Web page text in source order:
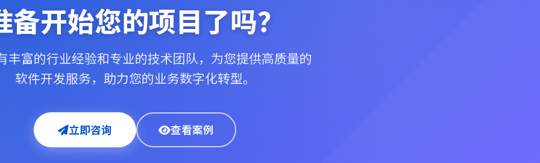
备开始您的项目了吗？
丰富的行业经验和专业的技术团队，为您提供高质量的
软件开发服务，助力您的业务数字化转型。
立即咨询 查看案例